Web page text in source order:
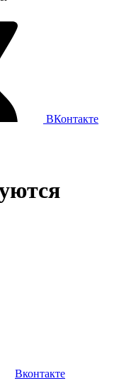
ВКонтакте
Вконтакте